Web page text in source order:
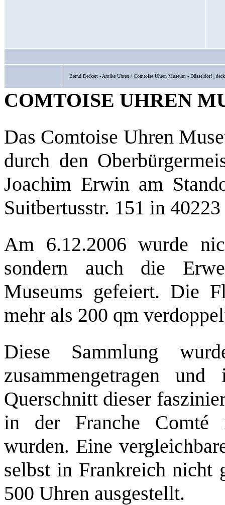
Bernd Deckert - Antike Uhren / Comtoise Uhren Museum - Düsseldorf |
COMTOISE UHREN
Das Comtoise Uhren
durch den
Joachim Erwin am
Suitbertusstr. 151 in
Am 6.12.2006 wurde
sondern auch die
Museums gefeiert. Die
mehr als 200 qm
Diese Sammlung
zusammengetragen
Querschnitt dieser
in der Franche Comté
wurden. Eine
selbst in Frankreich nicht
500